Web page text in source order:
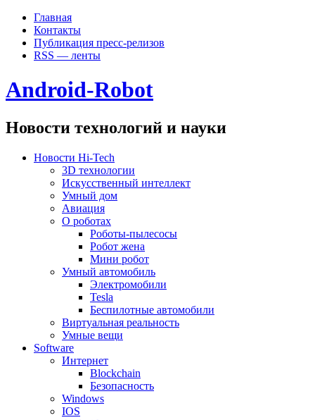
Главная
Контакты
Публикация пресс-релизов
RSS — ленты
Android-Robot
Новости технологий и науки
Новости Hi-Tech
3D технологии
Искусственный интеллект
Умный дом
Авиация
О роботах
Роботы-пылесосы
Робот жена
Мини робот
Умный автомобиль
Электромобили
Tesla
Беспилотные автомобили
Виртуальная реальность
Умные вещи
Software
Интернет
Blockchain
Безопасность
Windows
IOS